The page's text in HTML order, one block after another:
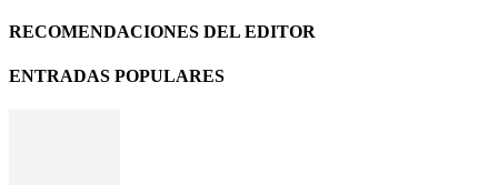
RECOMENDACIONES DEL EDITOR
ENTRADAS POPULARES